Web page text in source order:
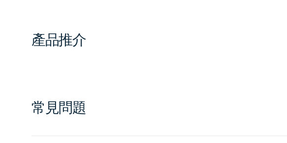
產品推介
常見問題